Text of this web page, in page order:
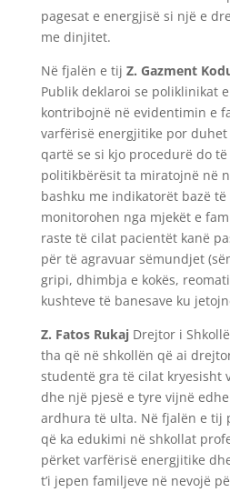
pagesat e energjisë si një e
me dinjitet.
Në fjalën e tij Z. Gazment
Publik deklaroi se poliklinikat
kontribojnë në evidentimin e
varfërisë energjitike por
qartë se si kjo procedurë do
politikbërësit ta miratojnë në
bashku me indikatorët bazë
monitorohen nga mjekët e
raste të cilat pacientët kanë
për të agravuar sëmundjet
gripi, dhimbja e kokës,
kushteve të banesave ku
Z. Fatos Rukaj Drejtor i
tha që në shkollën që ai
studentë gra të cilat kryesisht
dhe një pjesë e tyre vijnë
ardhura të ulta. Në fjalën e tij
që ka edukimi në shkollat
përket varfërisë energjitike
t’i jepen familjeve në nevojë